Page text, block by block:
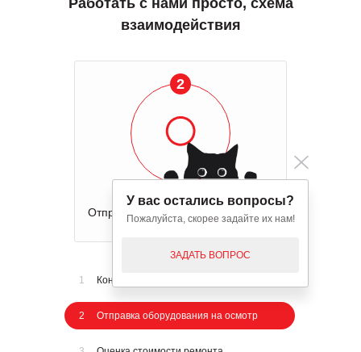
Работать с нами просто, схема
взаимодействия
2
Отправка оборудования на осмотр
1 Консультация по телефону
2 Отправка оборудования на осмотр
У вас остались вопросы?
Пожалуйста, скорее задайте их нам!
ЗАДАТЬ ВОПРОС